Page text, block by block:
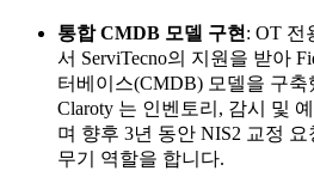
통합 CMDB 모델 구현 : OT 전
서 ServiTecno의 지원을 받아
터베이스(CMDB) 모델을 구축
Claroty 는 인벤토리, 감시 및
며 향후 3년 동안 NIS2 교정
무기 역할을 합니다.